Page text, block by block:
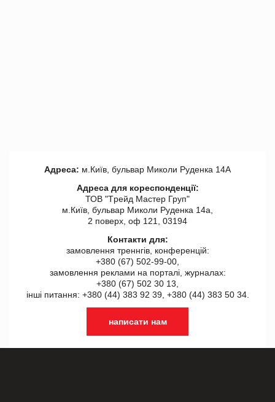
Адреса: м.Київ, бульвар Миколи Руденка 14А
Адреса для кореспонденції:
ТОВ "Tрейд Мастер Груп"
м.Київ, бульвар Миколи Руденка 14а,
2 поверх, оф 121, 03194
Контакти для:
замовлення треннгів, конференцій:
+380 (67) 502-99-00,
замовлення реклами на порталі, журналах:
+380 (67) 502 30 13,
інші питання: +380 (44) 383 92 39, +380 (44) 383 50 34.
написати нам